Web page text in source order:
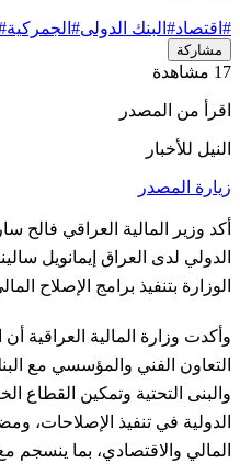
#اقتصاد#البنك الدولى#الجمركية
مشاركة
17 مشاهدة
اقرأ من المصدر
النيل للأخبار
زيارة المصدر
أكد وزير المالية العراقي فالح
الدولي لدى العراق إيمانويل
الوزارة بتنفيذ برامج الإصلاح
وأكدت وزارة المالية العراقية
التعاون الفني والمؤسسي مع
والبنى التحتية وتمكين القطاع
الدولية في تنفيذ الإصلاحات،
المالي والاقتصادي، بما ينسجم